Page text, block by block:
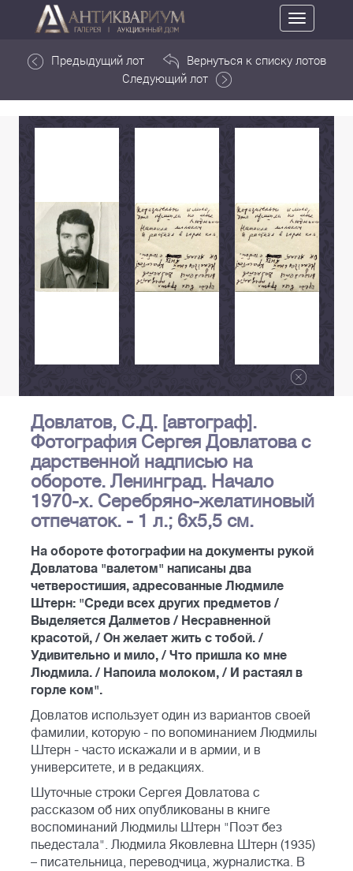
Toggle
navigation
Предыдущий лот
Вернуться к списку лотов
Следующий лот
Довлатов, С.Д. [автограф].
Фотография Сергея Довлатова с
дарственной надписью на
обороте. Ленинград. Начало
1970-х. Серебряно-желатиновый
отпечаток. - 1 л.; 6х5,5 см.
На обороте фотографии на документы рукой
Довлатова "валетом" написаны два
четверостишия, адресованные Людмиле
Штерн: "Среди всех других предметов /
Выделяется Далметов / Несравненной
красотой, / Он желает жить с тобой. /
Удивительно и мило, / Что пришла ко мне
Людмила. / Напоила молоком, / И растаял в
горле ком".
Довлатов использует один из вариантов своей
фамилии, которую - по вопоминанием Людмилы
Штерн - часто искажали и в армии, и в
университете, и в редакциях.
Шуточные строки Сергея Довлатова с
рассказом об них опубликованы в книге
воспоминаний Людмилы Штерн "Поэт без
пьедестала". Людмила Яковлевна Штерн (1935)
– писательница, переводчица, журналистка. В